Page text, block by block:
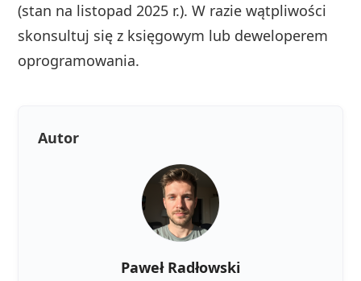
(stan na listopad 2025 r.). W razie wątpliwości
skonsultuj się z księgowym lub deweloperem
oprogramowania.
Autor
Paweł Radłowski